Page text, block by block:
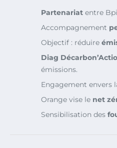
Partenariat entre
Accompagnement
Objectif : réduire
Diag
émissions.
Engagement envers
Orange vise le net
Sensibilisation des